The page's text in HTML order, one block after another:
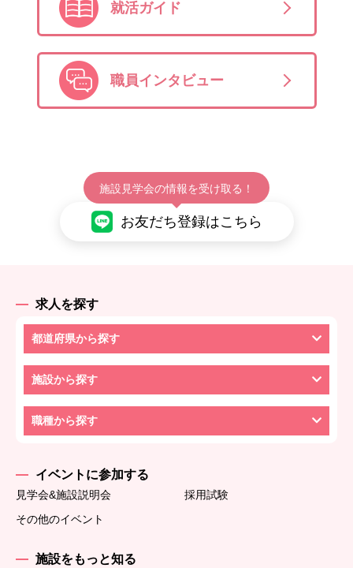
就活ガイド
職員インタビュー
施設見学会の情報を受け取る！
お友だち登録はこちら
求人を探す
都道府県から探す
施設から探す
職種から探す
イベントに参加する
見学会&施設説明会
採用試験
その他のイベント
施設をもっと知る